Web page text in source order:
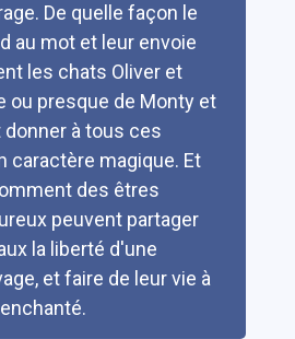
De quelle façon le
au mot et leur envoie
les chats Oliver et
ou presque de Monty et
donner à tous ces
caractère magique. Et
des êtres
peuvent partager
la liberté d'une
et faire de leur vie à